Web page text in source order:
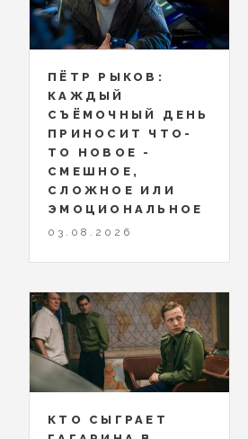
ПЁТР РЫКОВ:
КАЖДЫЙ
СЪЁМОЧНЫЙ ДЕНЬ
ПРИНОСИТ ЧТО-
ТО НОВОЕ -
СМЕШНОЕ,
СЛОЖНОЕ ИЛИ
ЭМОЦИОНАЛЬНОЕ
03.08.2026
КТО СЫГРАЕТ